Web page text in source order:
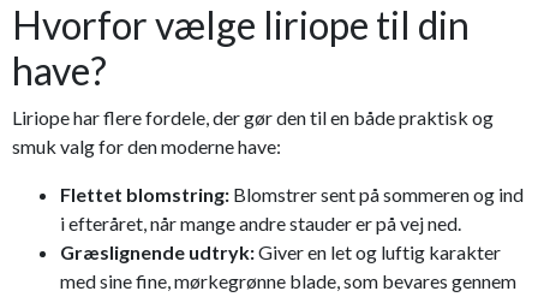
Hvorfor vælge liriope til din
have?
Liriope har flere fordele, der gør den til en både praktisk og
smuk valg for den moderne have:
Flettet blomstring: Blomstrer sent på sommeren og ind
i efteråret, når mange andre stauder er på vej ned.
Græslignende udtryk:Giver en let og luftig karakter
med sine fine, mørkegrønne blade, som bevares gennem